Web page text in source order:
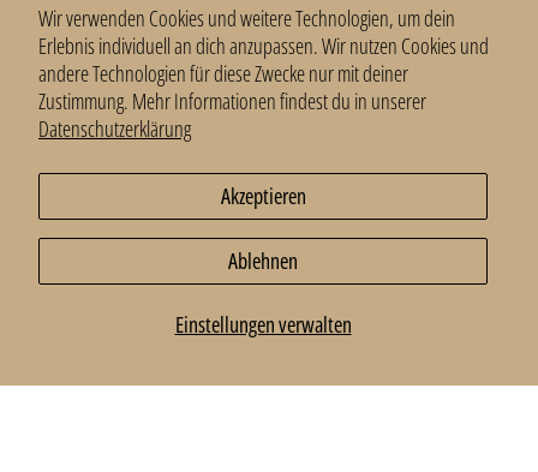
Wir verwenden Cookies und weitere Technologien, um dein
Erlebnis individuell an dich anzupassen. Wir nutzen Cookies und
andere Technologien für diese Zwecke nur mit deiner
Zustimmung. Mehr Informationen findest du in unserer
Datenschutzerklärung
Einstellungen verwalten
Akzeptieren
Ablehnen
Anmelden und 10 % erhalten.
E-Mail*
© 2026LillaMoa